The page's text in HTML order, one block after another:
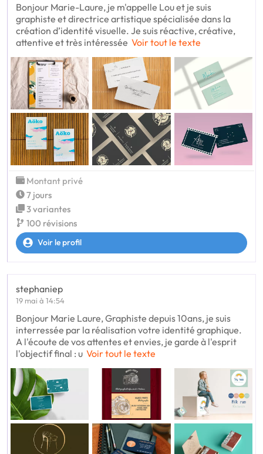
Bonjour Marie-Laure, je m'appelle Lou et je suis
graphiste et directrice artistique spécialisée dans la
création d’identité visuelle. Je suis réactive, créative,
attentive et très intéressée Voir tout le texte
Montant privé
7 jours
3 variantes
100 révisions
Voir le profil
stephaniep
19 mai à 14:54
Bonjour Marie Laure, Graphiste depuis 10ans, je suis
interressée par la réalisation votre identité graphique.
A l'écoute de vos attentes et envies, je garde à l'esprit
l'objectif final : u Voir tout le texte